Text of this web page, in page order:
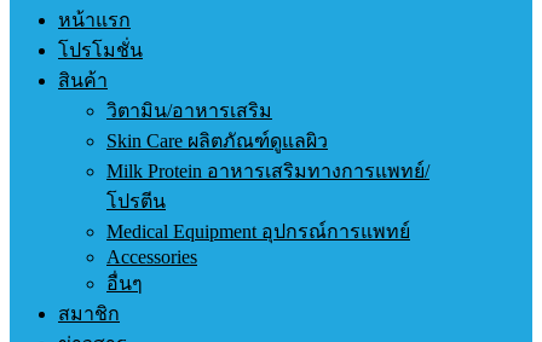
หน้าแรก
โปรโมชั่น
สินค้า
วิตามิน/อาหารเสริม
Skin Care ผลิตภัณฑ์ดูแลผิว
Milk Protein อาหารเสริมทางการแพทย์/
โปรตีน
Medical Equipment อุปกรณ์การแพทย์
Accessories
อื่นๆ
สมาชิก